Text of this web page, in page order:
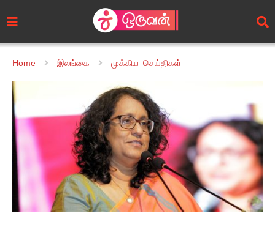
Home இலங்கை முக்கிய செய்திகள்